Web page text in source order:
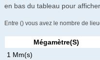
en bas du tableau pour
Entre () vous avez le nombre de
Mégamètre(s)
1 Mm(s)